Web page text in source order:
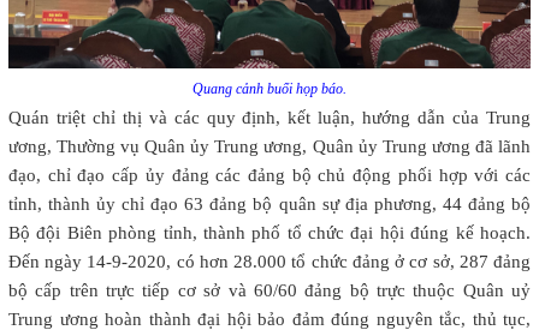
Quang cảnh buổi họp báo.
Quán triệt chỉ thị và các quy định, kết luận, hướng dẫn của Trung
ương, Thường vụ Quân ủy Trung ương, Quân ủy Trung ương đã lãnh
đạo, chỉ đạo cấp ủy đảng các đảng bộ chủ động phối hợp với các
tỉnh, thành ủy chỉ đạo 63 đảng bộ quân sự địa phương, 44 đảng bộ
Bộ đội Biên phòng tỉnh, thành phố tổ chức đại hội đúng kế hoạch.
Đến ngày 14-9-2020, có hơn 28.000 tổ chức đảng ở cơ sở, 287 đảng
bộ cấp trên trực tiếp cơ sở và 60/60 đảng bộ trực thuộc Quân uỷ
Trung ương hoàn thành đại hội bảo đảm đúng nguyên tắc, thủ tục,